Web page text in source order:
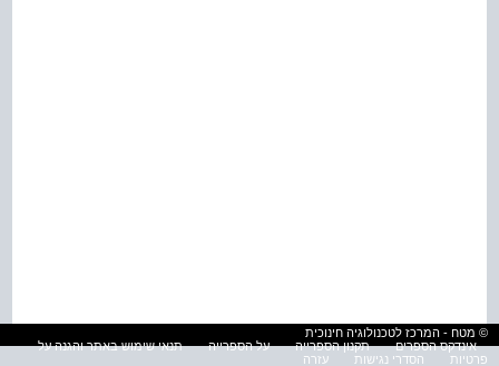
© מטח - המרכז לטכנולוגיה חינוכית
אינדקס הספרים
תקנון הספרייה על הספרייה
תנאי שימוש באתר והגנה על
פרטיות
הסדרי נגישות עזרה